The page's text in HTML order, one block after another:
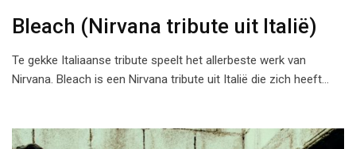
Bleach (Nirvana tribute uit Italië)
Te gekke Italiaanse tribute speelt het allerbeste werk van
Nirvana. Bleach is een Nirvana tribute uit Italië die zich heeft…